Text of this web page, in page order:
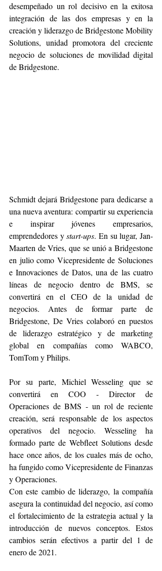
desempeñado un rol decisivo en la exitosa
integración de las dos empresas y en la
creación y liderazgo de Bridgestone Mobility
Solutions, unidad promotora del creciente
negocio de soluciones de movilidad digital
de Bridgestone.
Schmidt dejará Bridgestone para dedicarse a
una nueva aventura: compartir su experiencia
e inspirar jóvenes empresarios,
emprendedores y start-ups. En su lugar, Jan-
Maarten de Vries, que se unió a Bridgestone
en julio como Vicepresidente de Soluciones
e Innovaciones de Datos, una de las cuatro
líneas de negocio dentro de BMS, se
convertirá en el CEO de la unidad de
negocios. Antes de formar parte de
Bridgestone, De Vries colaboró en puestos
de liderazgo estratégico y de marketing
global en compañías como WABCO,
TomTom y Philips.
Por su parte, Michiel Wesseling que se
convertirá en COO - Director de
Operaciones de BMS - un rol de reciente
creación, será responsable de los aspectos
operativos del negocio. Wesseling ha
formado parte de Webfleet Solutions desde
hace once años, de los cuales más de ocho,
ha fungido como Vicepresidente de Finanzas
y Operaciones.
Con este cambio de liderazgo, la compañía
asegura la continuidad del negocio, así como
el fortalecimiento de la estrategia actual y la
introducción de nuevos conceptos. Estos
cambios serán efectivos a partir del 1 de
enero de 2021.